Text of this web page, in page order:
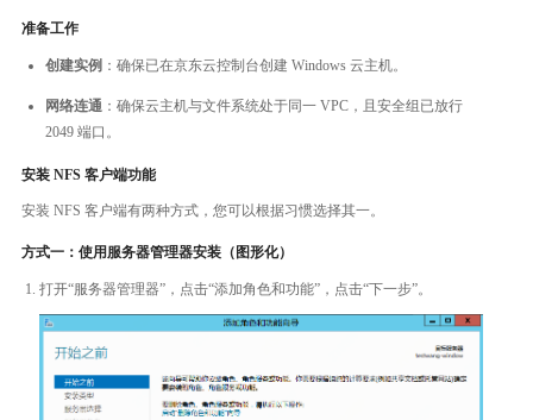
准备工作
创建实例 ：确保已在京东云控制台创建 Windows 云主机。
网络连通 ：确保云主机与文件系统处于同一 VPC，且安全组已放行
2049 端口。
安装 NFS 客户端功能
安装 NFS 客户端有两种方式，您可以根据习惯选择其一。
方式一：使用服务器管理器安装（图形化）
打开“服务器管理器”，点击“添加角色和功能”，点击“下一步”。